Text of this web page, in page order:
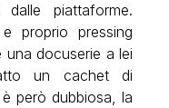
piattaforme.
proprio pressing
una docuserie a lei
un cachet di
è però dubbiosa, la